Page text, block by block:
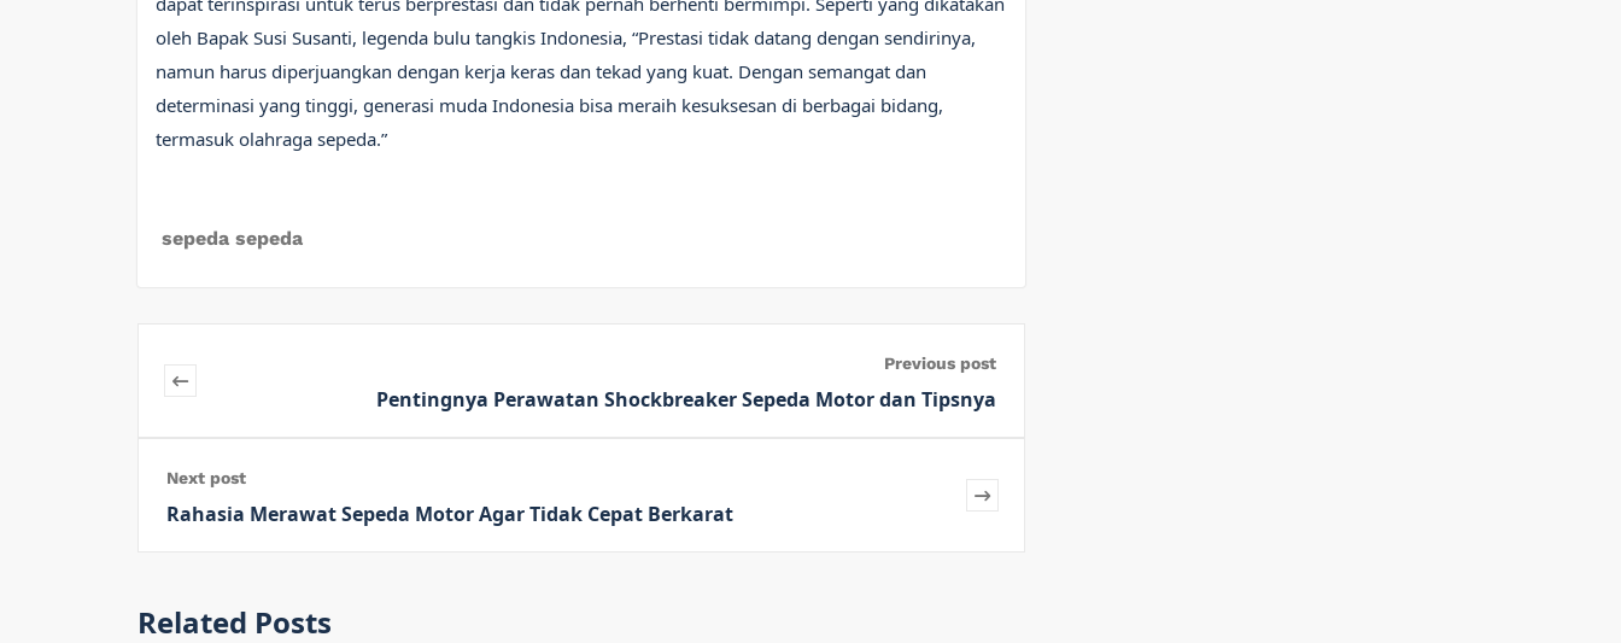
oleh Bapak Susi Susanti, legenda bulu tangkis Indonesia, “Prestasi tidak datang dengan sendirinya,
namun harus diperjuangkan dengan kerja keras dan tekad yang kuat. Dengan semangat dan
determinasi yang tinggi, generasi muda Indonesia bisa meraih kesuksesan di berbagai bidang,
termasuk olahraga sepeda.”
sepeda sepeda
Previous post
Pentingnya Perawatan Shockbreaker Sepeda Motor dan Tipsnya
Next post
Rahasia Merawat Sepeda Motor Agar Tidak Cepat Berkarat
Related Posts